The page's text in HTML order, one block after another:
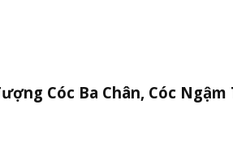
Cóc Ba Chân, Cóc